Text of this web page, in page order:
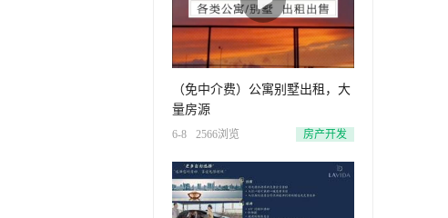
（免中介费）公寓别墅出租，大
量房源
6-8 2566浏览 房产开发